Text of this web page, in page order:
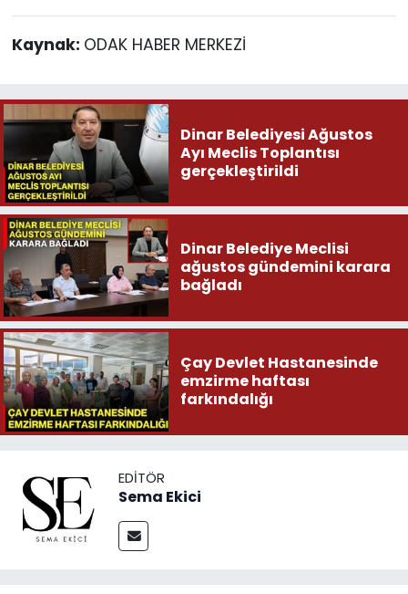
Kaynak: ODAK HABER MERKEZİ
Dinar Belediyesi Ağustos
Ayı Meclis Toplantısı
gerçekleştirildi
Dinar Belediye Meclisi
ağustos gündemini karara
bağladı
Çay Devlet Hastanesinde
emzirme haftası
farkındalığı
EDITÖR
Sema Ekici